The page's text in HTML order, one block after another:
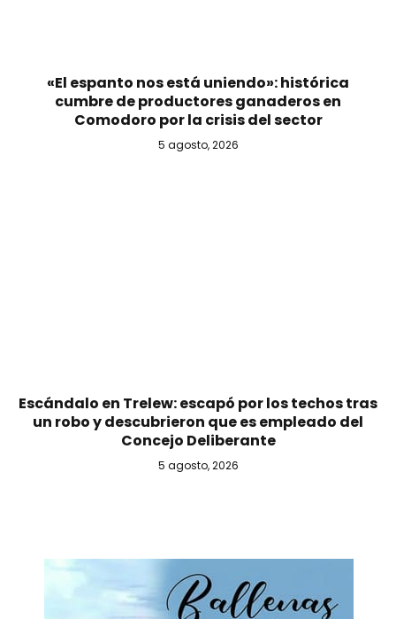
«El espanto nos está uniendo»: histórica
cumbre de productores ganaderos en
Comodoro por la crisis del sector
5 agosto, 2026
Escándalo en Trelew: escapó por los techos tras
un robo y descubrieron que es empleado del
Concejo Deliberante
5 agosto, 2026